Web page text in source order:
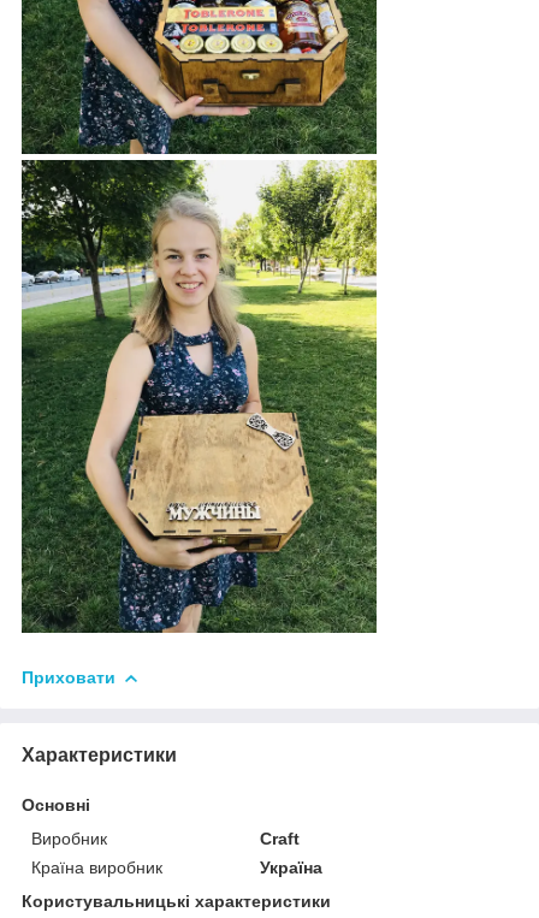
Приховати
Характеристики
Основні
Виробник
Craft
Країна виробник
Україна
Користувальницькі характеристики